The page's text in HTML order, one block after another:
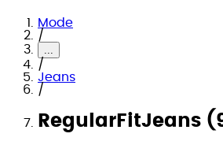
Mode
/
...
/
Jeans
/
RegularFitJeans